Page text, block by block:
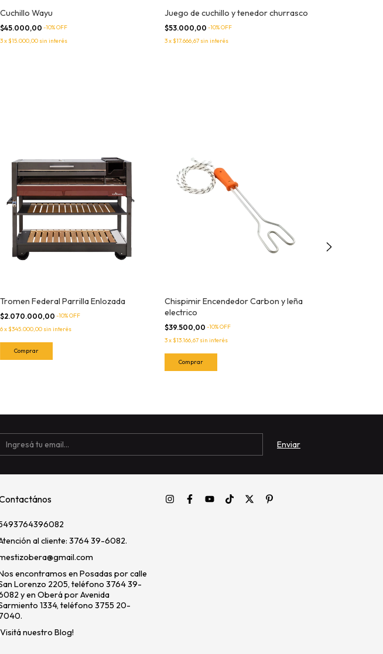
Cuchillo Wayu
$45.000,00 -10% OFF
3x$15.000,00 sin interés
Juego de cuchillo y tenedor churrasco
$53.000,00 -10% OFF
3x$17.666,67 sin interés
Tromen Federal Parrilla Enlozada
$2.070.000,00 -10% OFF
6x$345.000,00 sin interés
Chispimir Encendedor Carbon y leña
electrico
$39.500,00 -10% OFF
3x$13.166,67 sin interés
al cliente: 3764 39-6082.
encontramos en Posadas por calle
Lorenzo 2205, teléfono 3764 39-
y en Oberá por Avenida
1334, teléfono 3755 20-
nuestro Blog!